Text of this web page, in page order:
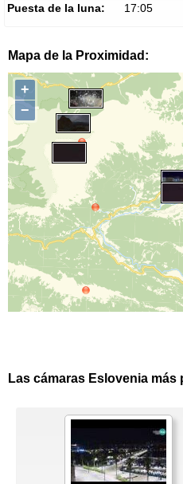
Puesta de la luna:
17:05
Mapa de la Proximidad:
+
−
Las cámaras Eslovenia más